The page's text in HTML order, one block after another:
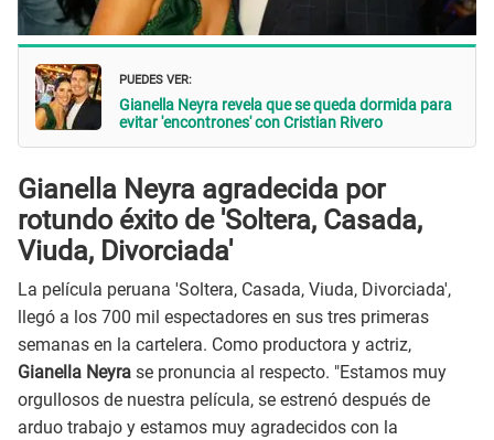
PUEDES VER:
Gianella Neyra revela que se queda dormida para
evitar 'encontrones' con Cristian Rivero
Gianella Neyra agradecida por
rotundo éxito de 'Soltera, Casada,
Viuda, Divorciada'
La película peruana 'Soltera, Casada, Viuda, Divorciada',
llegó a los 700 mil espectadores en sus tres primeras
semanas en la cartelera. Como productora y actriz,
Gianella Neyra se pronuncia al respecto. "Estamos muy
orgullosos de nuestra película, se estrenó después de
arduo trabajo y estamos muy agradecidos con la